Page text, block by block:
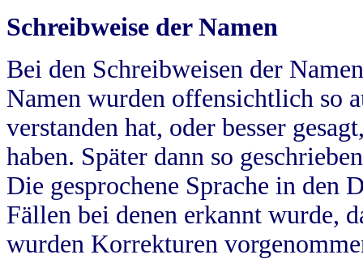
Schreibweise der Namen
Bei den Schreibweisen der
Namen wurden offensichtlich so
verstanden hat, oder besser
haben. Später dann so
Die gesprochene Sprache in
Fällen bei denen erkannt wurde,
wurden Korrekturen